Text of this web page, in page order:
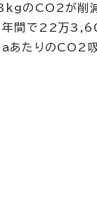
のCO2が削
年間で22万
あたりの